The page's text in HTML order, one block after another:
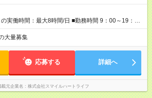
実働時間：最大8時間/日 ■勤務時間 9：00～19：00
に調整する自己申告制のシフト（月1回のシフト提
09：00～18：00 10：00～17：00 11：00～19：
分ごとに5分の小休憩あり ※時間外労働なし
大量募集
応募する 詳細へ
載元企業名 株式会社スマイルハートライフ